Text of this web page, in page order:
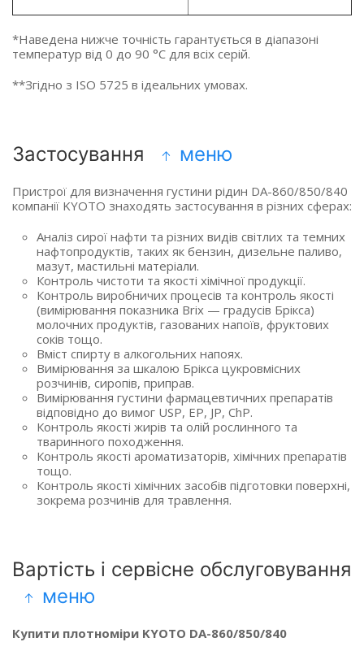
*Наведена нижче точність гарантується в діапазоні
температур від 0 до 90 °C для всіх серій.
**Згідно з ISO 5725 в ідеальних умовах.
Застосування меню
Пристрої для визначення густини рідин DA-860/850/840
компанії KYOTO знаходять застосування в різних сферах:
Аналіз сирої нафти та різних видів світлих та темних
нафтопродуктів, таких як бензин, дизельне паливо,
мазут, мастильні матеріали.
Контроль чистоти та якості хімічної продукції.
Контроль виробничих процесів та контроль якості
(вимірювання показника Brix — градусів Брікса)
молочних продуктів, газованих напоїв, фруктових
соків тощо.
Вміст спирту в алкогольних напоях.
Вимірювання за шкалою Брікса цукровмісних
розчинів, сиропів, приправ.
Вимірювання густини фармацевтичних препаратів
відповідно до вимог USP, EP, JP, ChP.
Контроль якості жирів та олій рослинного та
тваринного походження.
Контроль якості ароматизаторів, хімічних препаратів
тощо.
Контроль якості хімічних засобів підготовки поверхні,
зокрема розчинів для травлення.
Вартість і сервісне обслуговування
меню
Купити плотноміри KYOTO DA-860/850/840